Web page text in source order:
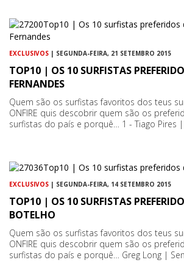
EXCLUSIVOS | SEGUNDA-FEIRA, 21 SETEMBRO 2015
TOP10 | OS 10 SURFISTAS
FERNANDES
Quem são os surfistas favoritos dos teus
ONFIRE quis descobrir quem são os
surfistas do país e porquê… 1 - Tiago Pires
EXCLUSIVOS | SEGUNDA-FEIRA, 14 SETEMBRO 2015
TOP10 | OS 10 SURFISTAS
BOTELHO
Quem são os surfistas favoritos dos teus
ONFIRE quis descobrir quem são os
surfistas do país e porquê… Greg Long |